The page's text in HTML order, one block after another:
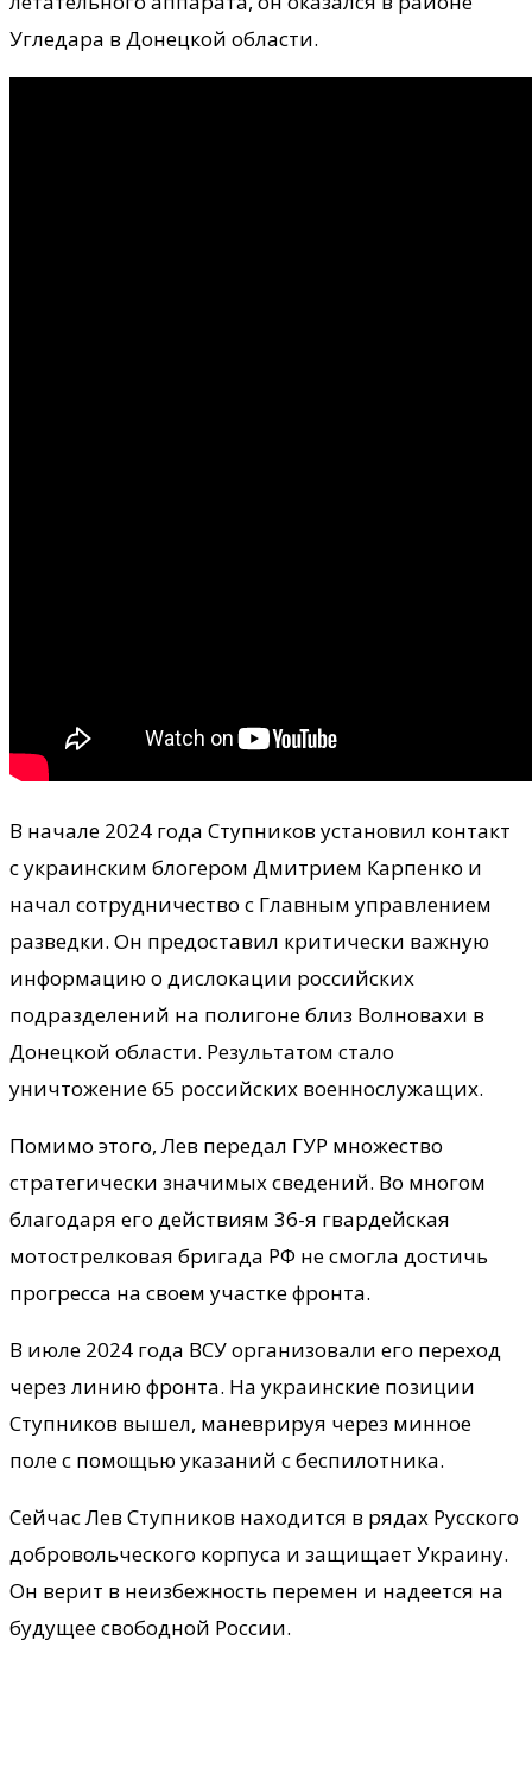
Угледара в Донецкой области.
В начале 2024 года Ступников установил контакт
с украинским блогером Дмитрием Карпенко и
начал сотрудничество с Главным управлением
разведки. Он предоставил критически важную
информацию о дислокации российских
подразделений на полигоне близ Волновахи в
Донецкой области. Результатом стало
уничтожение 65 российских военнослужащих.
Помимо этого, Лев передал ГУР множество
стратегически значимых сведений. Во многом
благодаря его действиям 36-я гвардейская
мотострелковая бригада РФ не смогла достичь
прогресса на своем участке фронта.
В июле 2024 года ВСУ организовали его переход
через линию фронта. На украинские позиции
Ступников вышел, маневрируя через минное
поле с помощью указаний с беспилотника.
Сейчас Лев Ступников находится в рядах Русского
добровольческого корпуса и защищает Украину.
Он верит в неизбежность перемен и надеется на
будущее свободной России.